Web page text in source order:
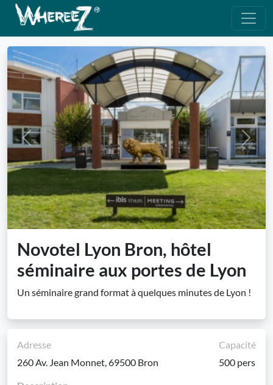
Previous Next
Novotel Lyon Bron, hôtel
séminaire aux portes de Lyon
Un séminaire grand format à quelques minutes de Lyon !
Adresse
260 Av. Jean Monnet, 69500 Bron
Capacité
500 pers